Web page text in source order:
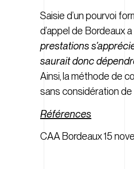
Saisie d’un pourvoi
d’appel de Bordeaux
prestations
saurait donc
Ainsi, la méthode de
sans considération
Références
CAA Bordeaux 15